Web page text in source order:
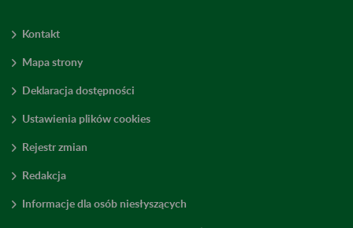
Kontakt
Mapa strony
Deklaracja dostępności
Ustawienia plików cookies
Rejestr zmian
Redakcja
Informacje dla osób niesłyszących